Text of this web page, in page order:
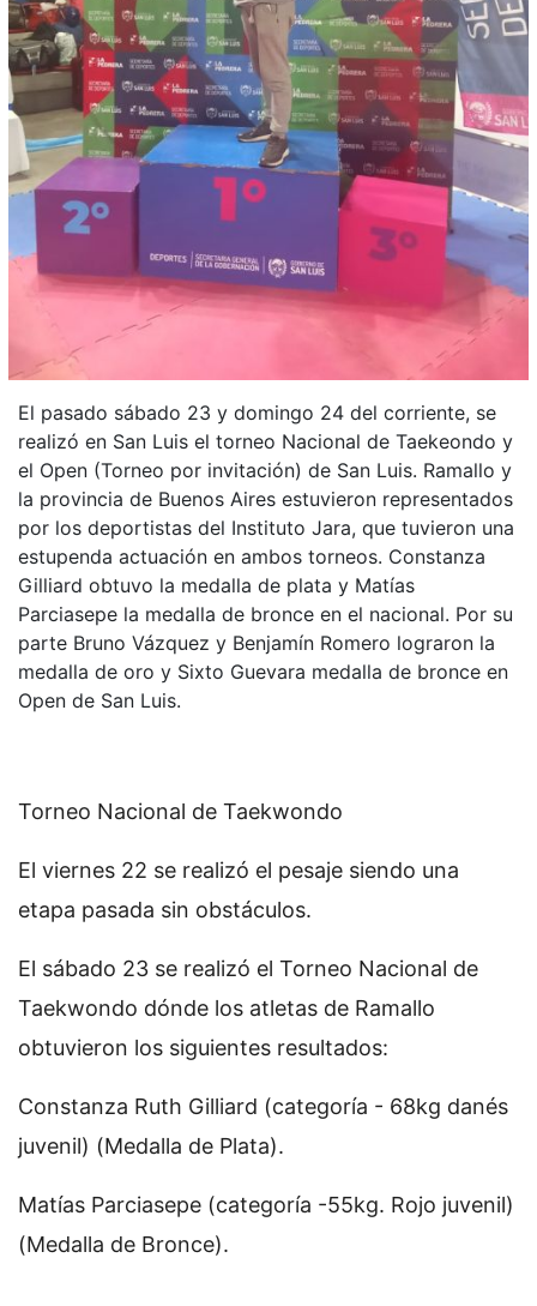
El pasado sábado 23 y domingo 24 del corriente, se
realizó en San Luis el torneo Nacional de Taekeondo y
el Open (Torneo por invitación) de San Luis. Ramallo y
la provincia de Buenos Aires estuvieron representados
por los deportistas del Instituto Jara, que tuvieron una
estupenda actuación en ambos torneos. Constanza
Gilliard obtuvo la medalla de plata y Matías
Parciasepe la medalla de bronce en el nacional. Por su
parte Bruno Vázquez y Benjamín Romero lograron la
medalla de oro y Sixto Guevara medalla de bronce en
Open de San Luis.
Torneo Nacional de Taekwondo
El viernes 22 se realizó el pesaje siendo una
etapa pasada sin obstáculos.
El sábado 23 se realizó el Torneo Nacional de
Taekwondo dónde los atletas de Ramallo
obtuvieron los siguientes resultados:
Constanza Ruth Gilliard (categoría - 68kg danés
juvenil) (Medalla de Plata).
Matías Parciasepe (categoría -55kg. Rojo juvenil)
(Medalla de Bronce).